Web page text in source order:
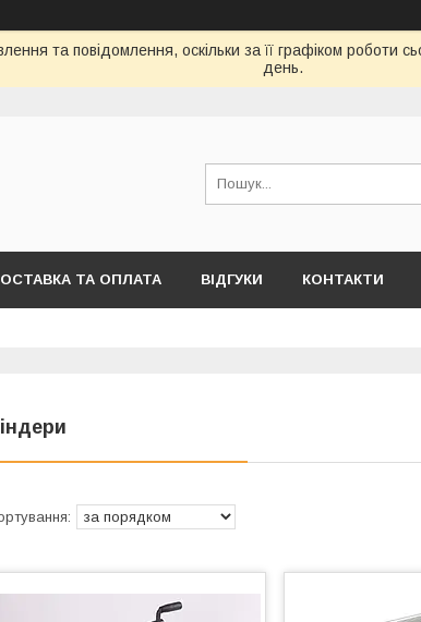
та повідомлення, оскільки за її графіком роботи
день.
ТА ОПЛАТА ВІДГУКИ КОНТАКТИ